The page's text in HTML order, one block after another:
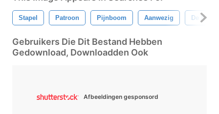
Stapel Patroon Pijnboom Aanwezig De
Gebruikers Die Dit Bestand Hebben
Gedownload, Downloadden Ook
Afbeeldingen gesponsord